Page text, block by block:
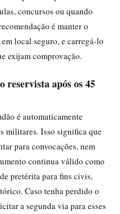
concursos ou quando
é manter o
local seguro, e carregá-lo
exijam comprovação.
reservista após os 45
é automaticamente
militares. Isso significa que
para convocações, nem
continua válido como
pretérita para fins civis,
Caso tenha perdido o
a segunda via para esses